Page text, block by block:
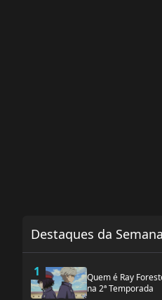
Destaques da Semana
1
Quem é Ray
na 2ª Temporada